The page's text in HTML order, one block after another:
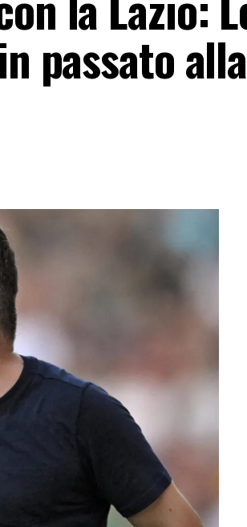
passato alla